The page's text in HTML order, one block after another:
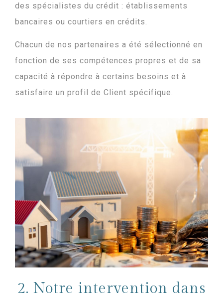
des spécialistes du crédit : établissements
bancaires ou courtiers en crédits.
Chacun de nos partenaires a été sélectionné en
fonction de ses compétences propres et de sa
capacité à répondre à certains besoins et à
satisfaire un profil de Client spécifique.
2. Notre intervention dans